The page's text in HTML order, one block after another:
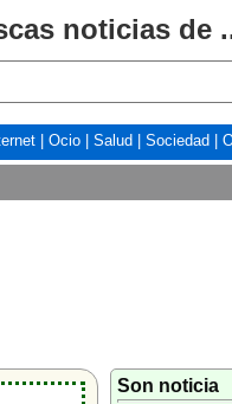
noticias de
Ocio Salud Sociedad
Son noticia